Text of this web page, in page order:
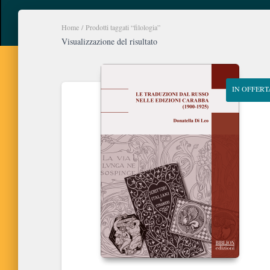
Home / Prodotti taggati “filologia”
Visualizzazione del risultato
IN